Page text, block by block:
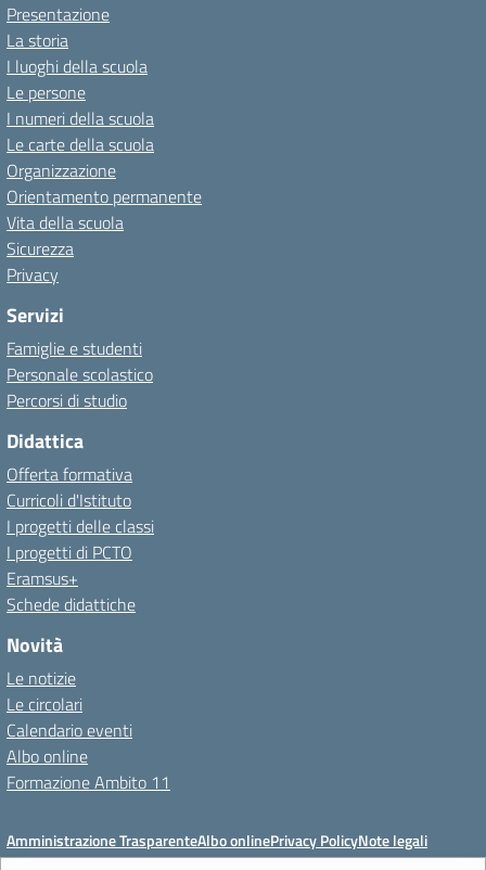
Presentazione
La storia
I luoghi della scuola
Le persone
I numeri della scuola
Le carte della scuola
Organizzazione
Orientamento permanente
Vita della scuola
Sicurezza
Privacy
Servizi
Famiglie e studenti
Personale scolastico
Percorsi di studio
Didattica
Offerta formativa
Curricoli d'Istituto
I progetti delle classi
I progetti di PCTO
Eramsus+
Schede didattiche
Novità
Le notizie
Le circolari
Calendario eventi
Albo online
Formazione Ambito 11
Amministrazione TrasparenteAlbo onlinePrivacy PolicyNote legali
Meccanismo di feedbackDichiarazioni di accessibilitàPreferenze cookie